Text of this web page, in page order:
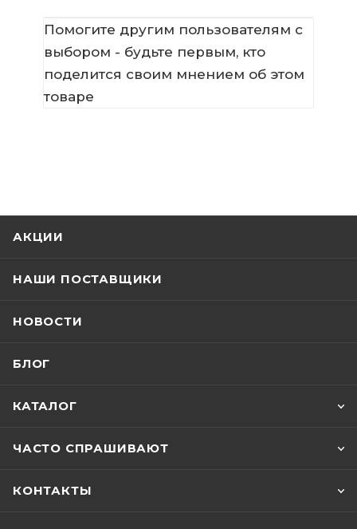
Помогите другим пользователям с
выбором - будьте первым, кто
поделится своим мнением об этом
товаре
АКЦИИ
НАШИ ПОСТАВЩИКИ
НОВОСТИ
БЛОГ
КАТАЛОГ
ЧАСТО СПРАШИВАЮТ
КОНТАКТЫ